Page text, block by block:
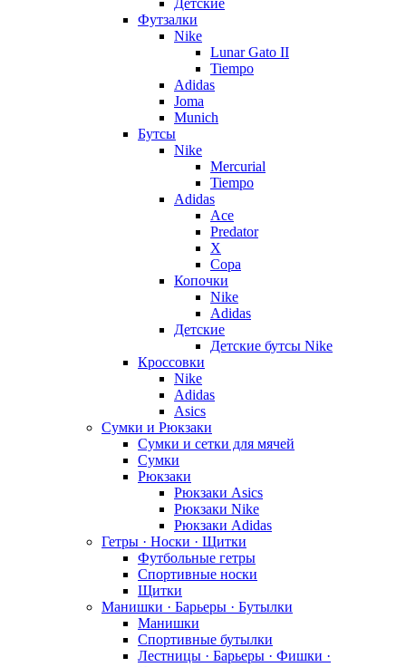
Футзалки
Nike
Lunar Gato II
Tiempo
Adidas
Joma
Munich
Бутсы
Nike
Mercurial
Tiempo
Adidas
Ace
Predator
X
Copa
Копочки
Nike
Adidas
Детские
Детские бутсы Nike
Кроссовки
Nike
Adidas
Asics
Сумки и Рюкзаки
Сумки и сетки для мячей
Сумки
Рюкзаки
Рюкзаки Asics
Рюкзаки Nike
Рюкзаки Adidas
Гетры · Носки · Щитки
Футбольные гетры
Спортивные носки
Щитки
Манишки · Барьеры · Бутылки
Манишки
Спортивные бутылки
Лестницы · Барьеры · Фишки ·